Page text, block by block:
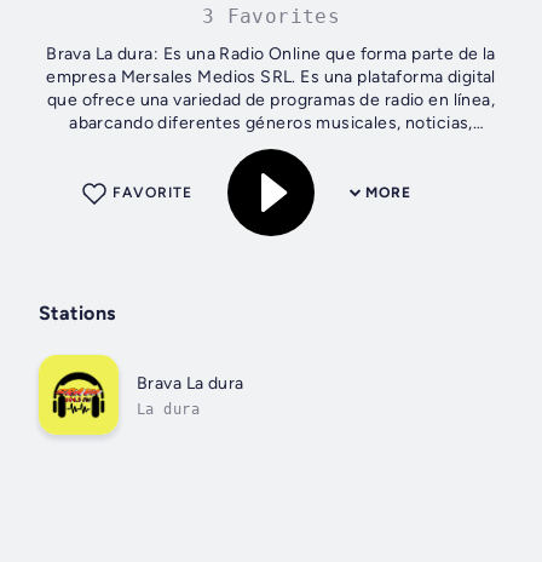
3 Favorites
Brava La dura: Es una Radio Online que forma parte de la
empresa Mersales Medios SRL. Es una plataforma digital
que ofrece una variedad de programas de radio en línea,
abarcando diferentes géneros musicales, noticias,
entretenimiento y más. Radio Epa...
MORE
FAVORITE
Stations
Brava La dura
La dura